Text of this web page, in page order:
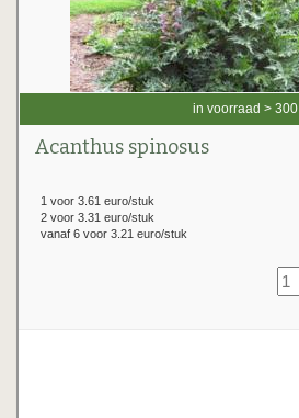
in voorraad > 300
Acanthus spinosus
1 voor 3.61 euro/stuk
2 voor 3.31 euro/stuk
vanaf 6 voor 3.21 euro/stuk